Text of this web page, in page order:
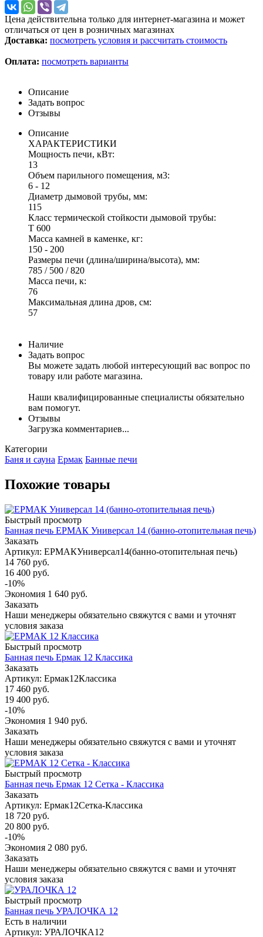
Цена действительна только для интернет-магазина и может
отличаться от цен в розничных магазинах
Доставка: посмотреть условия и рассчитать стоимость
Оплата: посмотреть варианты
Описание
Задать вопрос
Отзывы
Описание
ХАРАКТЕРИСТИКИ
Мощность печи, кВт:
13
Объем парильного помещения, м3:
6 - 12
Диаметр дымовой трубы, мм:
115
Класс термической стойкости дымовой трубы:
Т 600
Масса камней в каменке, кг:
150 - 200
Размеры печи (длина/ширина/высота), мм:
785 / 500 / 820
Масса печи, к:
76
Максимальная длина дров, см:
57
Наличие
Задать вопрос
Вы можете задать любой интересующий вас вопрос по
товару или работе магазина.
Наши квалифицированные специалисты обязательно
вам помогут.
Отзывы
Загрузка комментариев...
Категории
Баня и сауна Ермак Банные печи
Похожие товары
Быстрый просмотр
Банная печь ЕРМАК Универсал 14 (банно-отопительная печь)
Заказать
Артикул: ЕРМАКУниверсал14(банно-отопительная печь)
14 760 руб.
16 400 руб.
-10%
Экономия 1 640 руб.
Заказать
Наши менеджеры обязательно свяжутся с вами и уточнят
условия заказа
Быстрый просмотр
Банная печь Ермак 12 Классика
Заказать
Артикул: Ермак12Классика
17 460 руб.
19 400 руб.
-10%
Экономия 1 940 руб.
Заказать
Наши менеджеры обязательно свяжутся с вами и уточнят
условия заказа
Быстрый просмотр
Банная печь Ермак 12 Сетка - Классика
Заказать
Артикул: Ермак12Сетка-Классика
18 720 руб.
20 800 руб.
-10%
Экономия 2 080 руб.
Заказать
Наши менеджеры обязательно свяжутся с вами и уточнят
условия заказа
Быстрый просмотр
Банная печь УРАЛОЧКА 12
Есть в наличии
Артикул: УРАЛОЧКА12